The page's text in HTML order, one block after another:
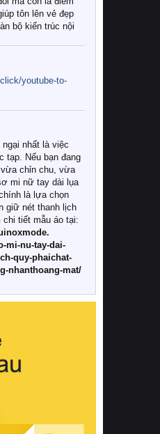
tôn lên vẻ đẹp
bộ kiến trúc nội
trường đa dạng
hiệu và mẫu mã
nào để chọn
ga gối đệm cao
phù hợp với
sử dụng của gia
tôi đi tìm lời
bài viết dưới đây.
đình hiện đại lại ưa
đệm cao cấp?
sản phẩm thông
chăn ga gối đệm
trình sản xuất
chọn lọc nguyên
nghệ dệt
chứa hóa chất
rõ rệt sự khác
phần đệm nâng đỡ
chọn các dòng
chất lượng quốc
tình trạng kích
trong điều kiện
youtube-to-
nhất là việc
tạp. Nếu bạn đang
chỉn chu, vừa
mi nữ tay dài lụa
là lựa chọn
giữ nét thanh lịch
chi tiết mẫu áo tại:
mi-nu-tay-dai-
quy-phaichat-
nhanthoang-mat/